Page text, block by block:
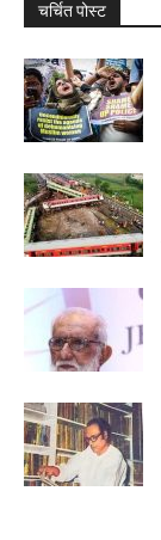
चर्चित पोस्ट